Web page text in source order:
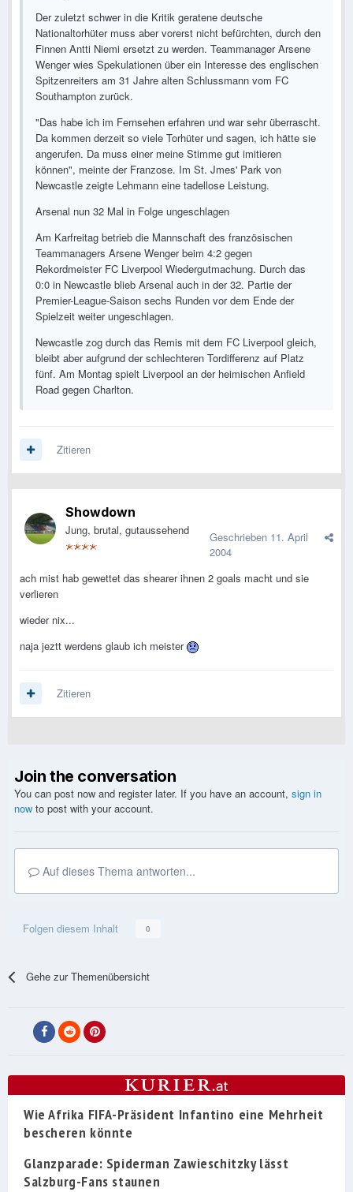
Der zuletzt schwer in die Kritik geratene deutsche
Nationaltorhüter muss aber vorerst nicht befürchten, durch den
Finnen Antti Niemi ersetzt zu werden. Teammanager Arsene
Wenger wies Spekulationen über ein Interesse des englischen
Spitzenreiters am 31 Jahre alten Schlussmann vom FC
Southampton zurück.
"Das habe ich im Fernsehen erfahren und war sehr überrascht.
Da kommen derzeit so viele Torhüter und sagen, ich hätte sie
angerufen. Da muss einer meine Stimme gut imitieren
können", meinte der Franzose. Im St. Jmes' Park von
Newcastle zeigte Lehmann eine tadellose Leistung.
Arsenal nun 32 Mal in Folge ungeschlagen
Am Karfreitag betrieb die Mannschaft des französischen
Teammanagers Arsene Wenger beim 4:2 gegen
Rekordmeister FC Liverpool Wiedergutmachung. Durch das
0:0 in Newcastle blieb Arsenal auch in der 32. Partie der
Premier-League-Saison sechs Runden vor dem Ende der
Spielzeit weiter ungeschlagen.
Newcastle zog durch das Remis mit dem FC Liverpool gleich,
bleibt aber aufgrund der schlechteren Tordifferenz auf Platz
fünf. Am Montag spielt Liverpool an der heimischen Anfield
Road gegen Charlton.
Zitieren
Showdown
Jung, brutal, gutaussehend Geschrieben 11. April
2004
ach mist hab gewettet das shearer ihnen 2 goals macht und sie
verlieren
wieder nix...
naja jeztt werdens glaub ich meister
Zitieren
Join the conversation
You can post now and register later. If you have an account, sign in
now to post with your account.
Auf dieses Thema antworten...
Folgen diesem Inhalt 0
Gehe zur Themenübersicht
Wie Afrika FIFA-Präsident Infantino eine Mehrheit
bescheren könnte
Glanzparade: Spiderman Zawieschitzky lässt
Salzburg-Fans staunen